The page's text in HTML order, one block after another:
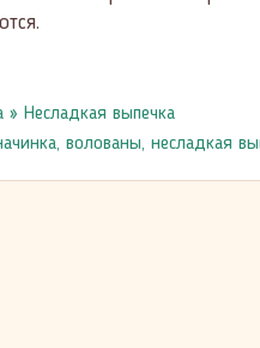
» Несладкая выпечка
, волованы, несладкая